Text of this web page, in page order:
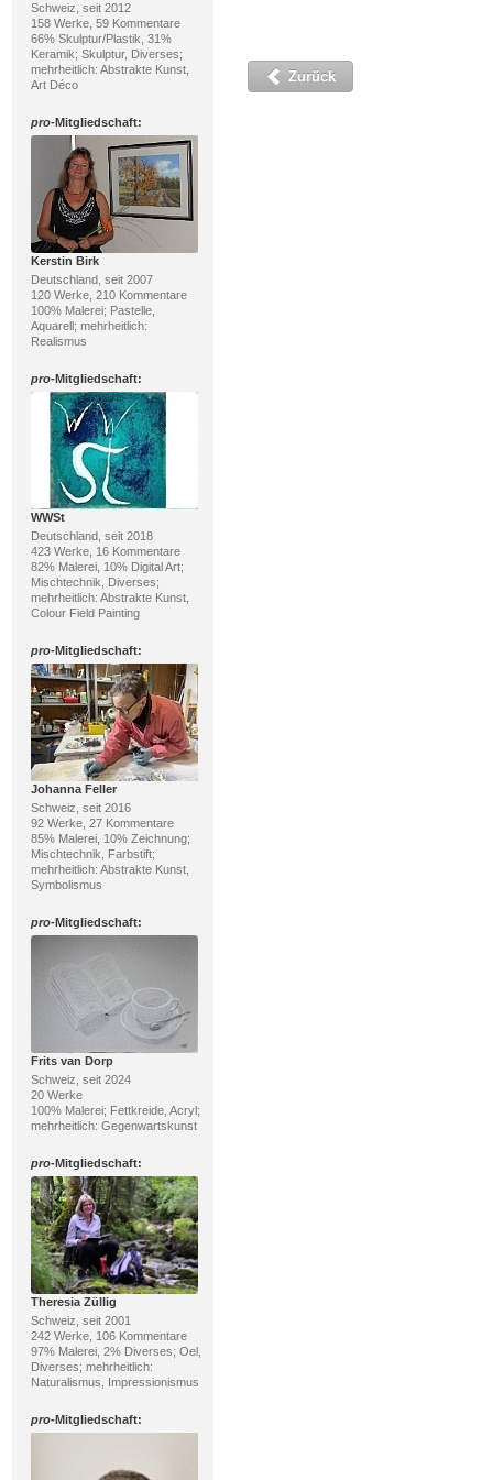
Schweiz, seit 2012
158 Werke, 59 Kommentare
66% Skulptur/Plastik, 31%
Keramik; Skulptur, Diverses;
mehrheitlich: Abstrakte Kunst,
Art Déco
pro-Mitgliedschaft:
Kerstin Birk
Deutschland, seit 2007
120 Werke, 210 Kommentare
100% Malerei; Pastelle,
Aquarell; mehrheitlich:
Realismus
pro-Mitgliedschaft:
WWSt
Deutschland, seit 2018
423 Werke, 16 Kommentare
82% Malerei, 10% Digital Art;
Mischtechnik, Diverses;
mehrheitlich: Abstrakte Kunst,
Colour Field Painting
pro-Mitgliedschaft:
Johanna Feller
Schweiz, seit 2016
92 Werke, 27 Kommentare
85% Malerei, 10% Zeichnung;
Mischtechnik, Farbstift;
mehrheitlich: Abstrakte Kunst,
Symbolismus
pro-Mitgliedschaft:
Frits van Dorp
Schweiz, seit 2024
20 Werke
100% Malerei; Fettkreide, Acryl;
mehrheitlich: Gegenwartskunst
pro-Mitgliedschaft:
Theresia Züllig
Schweiz, seit 2001
242 Werke, 106 Kommentare
97% Malerei, 2% Diverses; Oel,
Diverses; mehrheitlich:
Naturalismus, Impressionismus
pro-Mitgliedschaft:
Zurück